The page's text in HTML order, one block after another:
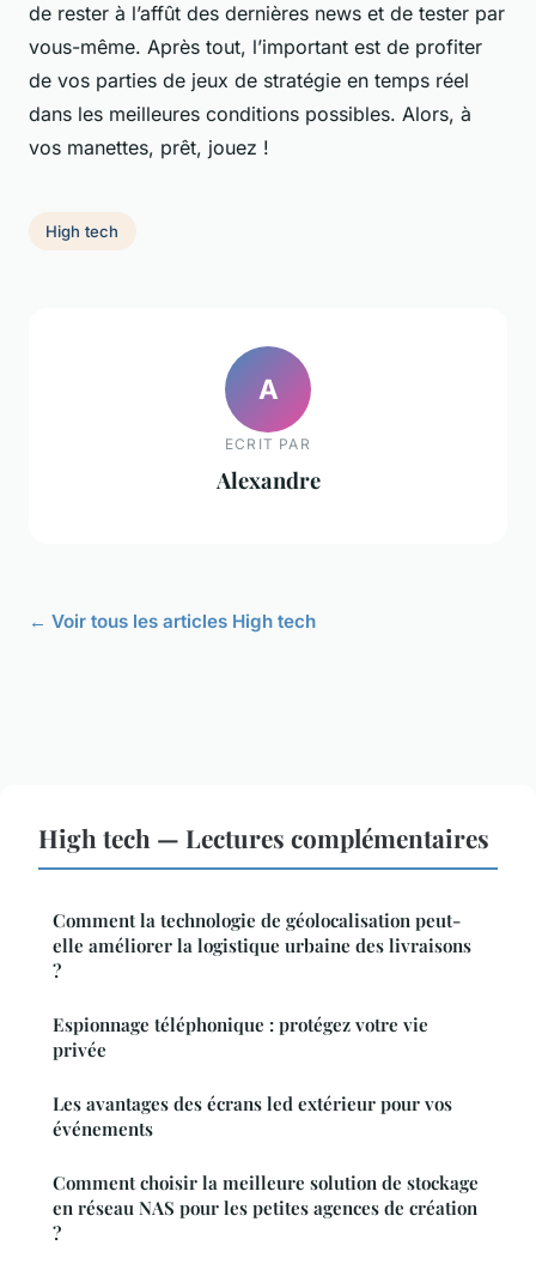
de rester à l’affût des dernières news et de tester par
vous-même. Après tout, l’important est de profiter
de vos parties de jeux de stratégie en temps réel
dans les meilleures conditions possibles. Alors, à
vos manettes, prêt, jouez !
High tech
A
ECRIT PAR
Alexandre
← Voir tous les articles High tech
High tech — Lectures complémentaires
Comment la technologie de géolocalisation peut-
elle améliorer la logistique urbaine des livraisons
?
Espionnage téléphonique : protégez votre vie
privée
Les avantages des écrans led extérieur pour vos
événements
Comment choisir la meilleure solution de stockage
en réseau NAS pour les petites agences de création
?